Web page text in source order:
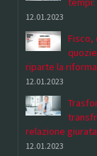
12.01.2023
Fisco,
riparte la riforma
12.01.2023
relazione
12.01.2023